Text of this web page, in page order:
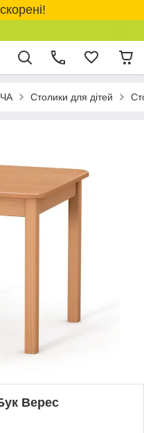
Столики для дітей
Верес